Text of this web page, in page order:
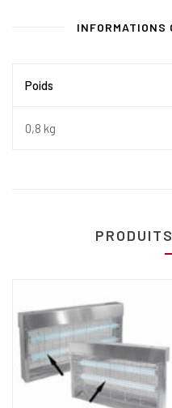
INFORMATIONS
Poids
0,8 kg